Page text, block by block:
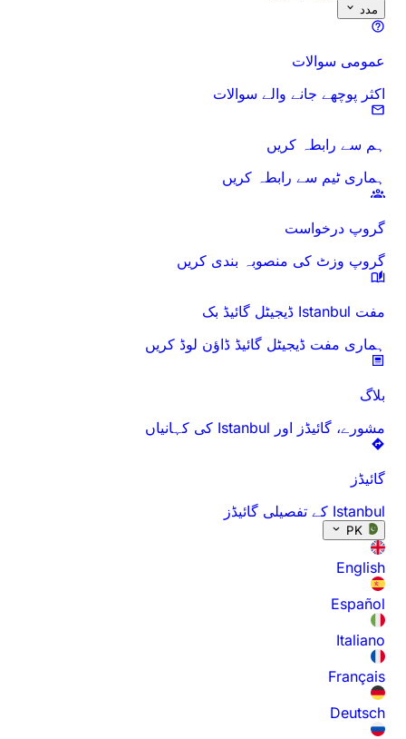
مدد
عمومی سوالات
اکثر پوچھے جانے والے سوالات
ہم سے رابطہ کریں
ہماری ٹیم سے رابطہ کریں
گروپ درخواست
گروپ وزٹ کی منصوبہ بندی کریں
مفت Istanbul ڈیجیٹل گائیڈ بک
ہماری مفت ڈیجیٹل گائیڈ ڈاؤن لوڈ کریں
بلاگ
مشورے، گائیڈز اور Istanbul کی کہانیاں
گائیڈز
Istanbul کے تفصیلی گائیڈز
PK
English
Español
Italiano
Français
Deutsch